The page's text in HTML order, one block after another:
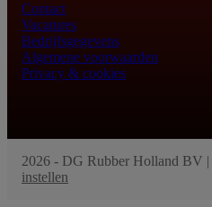
Contact
Vacatures
Bedrijfsgegevens
Algemene voorwaarden
Privacy & cookies
2026 - DG Rubber Holland BV |
instellen